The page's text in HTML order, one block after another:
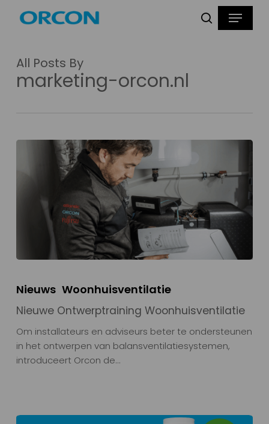
Producten
zoeken
Menu
All Posts By
marketing-orcon.nl
Nieuws Woonhuisventilatie
Nieuwe Ontwerptraining Woonhuisventilatie
Om installateurs en adviseurs beter te ondersteunen
in het ontwerpen van balansventilatiesystemen,
introduceert Orcon de…